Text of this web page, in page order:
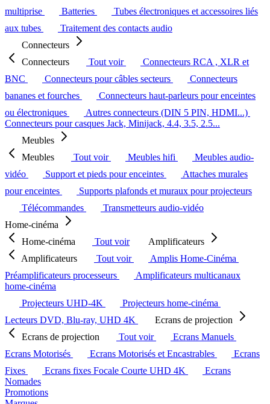
multiprise
Batteries
Tubes électroniques et accessoires liés
aux tubes
Traitement des contacts audio
Connecteurs
Connecteurs
Tout voir
Connecteurs RCA , XLR et
BNC
Connecteurs pour câbles secteurs
Connecteurs
bananes et fourches
Connecteurs haut-parleurs pour enceintes
ou électroniques
Autres connecteurs (DIN 5 PIN, HDMI...)
Connecteurs pour casques Jack, Minijack, 4.4, 3.5, 2.5...
Meubles
Meubles
Tout voir Meubles hifi
Meubles audio-
vidéo
Support et pieds pour enceintes
Attaches murales
pour enceintes
Supports plafonds et muraux pour projecteurs
Télécommandes
Transmetteurs audio-vidéo
Home-cinéma
Home-cinéma
Tout voir
Amplificateurs
Amplificateurs
Tout voir
Amplis Home-Cinéma
Préamplificateurs processeurs
Amplificateurs multicanaux
home-cinéma
Projecteurs UHD-4K
Projecteurs home-cinéma
Lecteurs DVD, Blu-ray, UHD 4K
Ecrans de projection
Ecrans de projection
Tout voir
Ecrans Manuels
Ecrans Motorisés
Ecrans Motorisés et Encastrables
Ecrans
Fixes
Ecrans fixes Focale Courte UHD 4K
Ecrans
Nomades
Promotions